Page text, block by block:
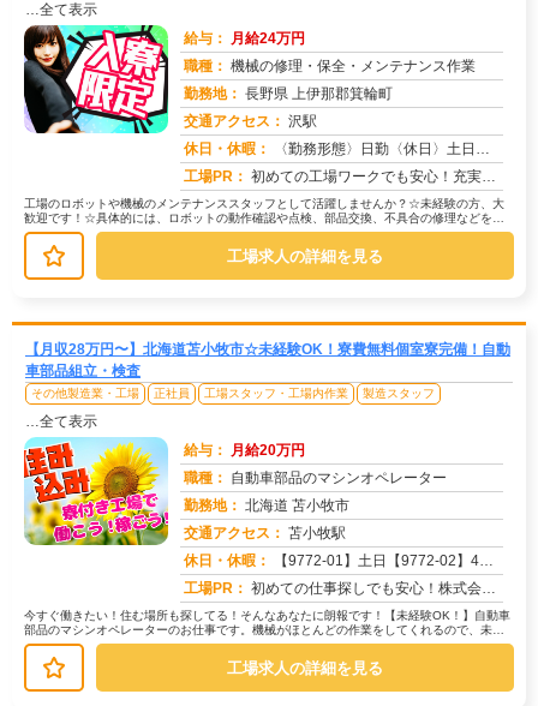
…全て表示
給与： 月給24万円
職種： 機械の修理・保全・メンテナンス作業
勤務地： 長野県 上伊那郡箕輪町
交通アクセス： 沢駅
休日・休暇：
〈勤務形態〉日勤〈休日〉土日※職場カレンダーによる
工場PR： 初めての工場ワークでも安心！充実の研修制度と寮完備で、新生活をスムーズにスタートできます。☆寮費無料の個室ワンルー...
工場のロボットや機械のメンテナンススタッフとして活躍しませんか？☆未経験の方、大
歓迎です！☆具体的には、ロボットの動作確認や点検、部品交換、不具合の修理などを行
います。→ お客様先へ行き、機械の...
工場求人の詳細を見る
【月収28万円〜】北海道苫小牧市☆未経験OK！寮費無料個室寮完備！自動
車部品組立・検査
その他製造業・工場 正社員 工場スタッフ・工場内作業 製造スタッフ
…全て表示
給与： 月給20万円
職種： 自動車部品のマシンオペレーター
勤務地： 北海道 苫小牧市
交通アクセス： 苫小牧駅
休日・休暇：
【9772-01】土日【9772-02】4勤2休
工場PR： 初めての仕事探しでも安心！株式会社京栄センターで、新しい一歩を踏み出してみませんか？☆最短1日で入寮可能！充実の寮...
今すぐ働きたい！住む場所も探してる！そんなあなたに朗報です！【未経験OK！】自動車
部品のマシンオペレーターのお仕事です。機械がほとんどの作業をしてくれるので、未経
験でも安心！具体的には、機械を使...
工場求人の詳細を見る